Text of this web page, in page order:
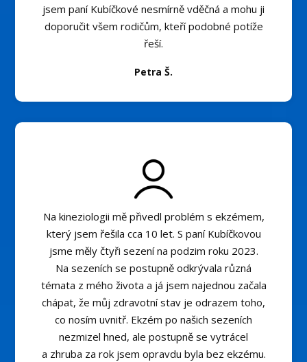
jsem paní Kubíčkové nesmírně vděčná a mohu ji
doporučit všem rodičům, kteří podobné potíže
řeší.
Petra Š.
Na kineziologii mě přivedl problém s ekzémem,
který jsem řešila cca 10 let. S paní Kubíčkovou
jsme měly čtyři sezení na podzim roku 2023.
Na sezeních se postupně odkrývala různá
témata z mého života a já jsem najednou začala
chápat, že můj zdravotní stav je odrazem toho,
co nosím uvnitř. Ekzém po našich sezeních
nezmizel hned, ale postupně se vytrácel
a zhruba za rok jsem opravdu byla bez ekzému.